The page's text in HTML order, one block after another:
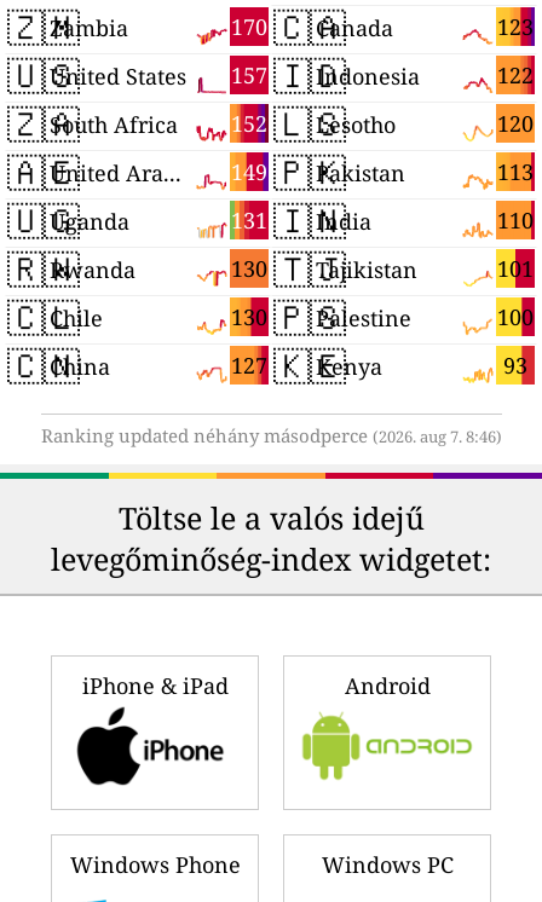
🇿🇲 170
Zambia
🇺🇸 157
United States
🇿🇦 152
South Africa
🇦🇪 149
United Arab Emirates
🇺🇬 131
Uganda
🇷🇼 130
Rwanda
🇨🇱 130
Chile
🇨🇳 127
China
🇨🇦 123
Canada
🇮🇩 122
Indonesia
🇱🇸 120
Lesotho
🇵🇰 113
Pakistan
🇮🇳 110
India
🇹🇯 101
Tajikistan
🇵🇸 100
Palestine
🇰🇪 93
Kenya
Ranking updated néhány másodperce (2026. aug 7. 8:46)
Töltse le a valós idejű
levegőminőség-index widgetet:
iPhone & iPad Android
Windows Phone Windows PC